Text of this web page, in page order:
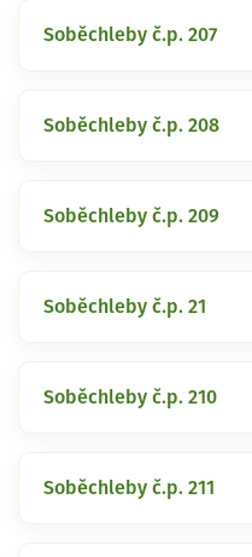
Soběchleby č.p. 207
Soběchleby č.p. 208
Soběchleby č.p. 209
Soběchleby č.p. 21
Soběchleby č.p. 210
Soběchleby č.p. 211